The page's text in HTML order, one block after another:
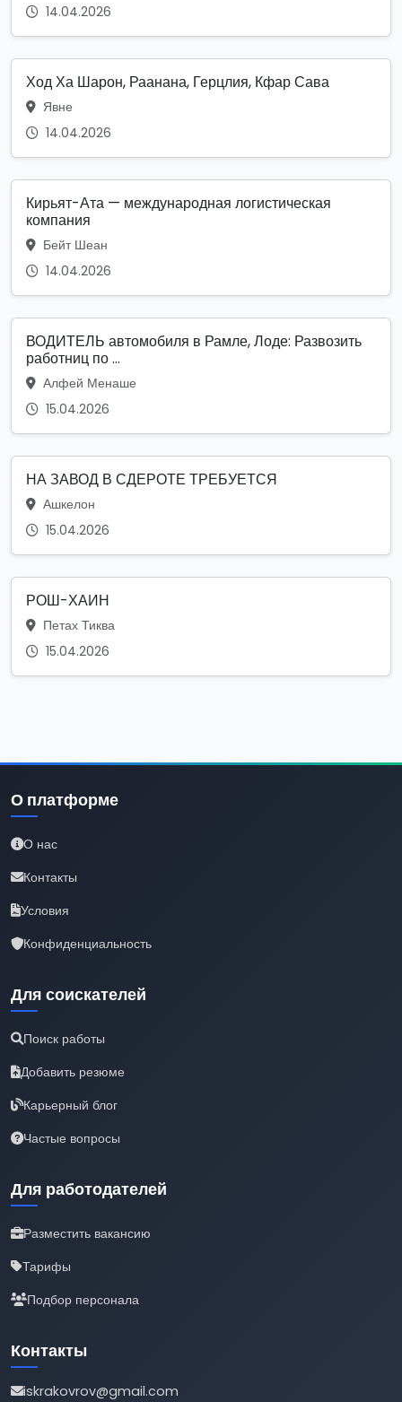
14.04.2026
Ход Ха Шарон, Раанана, Герцлия, Кфар Сава
Явне
14.04.2026
Кирьят-Ата — международная логистическая
компания
Бейт Шеан
14.04.2026
ВОДИТЕЛЬ автомобиля в Рамле, Лоде: Развозить
работниц по ...
Алфей Менаше
15.04.2026
НА ЗАВОД В СДЕРОТЕ ТРЕБУЕТСЯ
Ашкелон
15.04.2026
РОШ-ХАИН
Петах Тиква
15.04.2026
О платформе
О нас
Контакты
Условия
Конфиденциальность
Для соискателей
Поиск работы
Добавить резюме
Карьерный блог
Частые вопросы
Для работодателей
Разместить вакансию
Тарифы
Подбор персонала
Контакты
iskrakovrov@gmail.com